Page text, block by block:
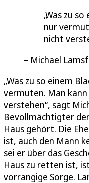
Was zu
nur
nicht
Michael
„Was zu so einem
vermuten. Man kann
verstehen“, sagt
Bevollmächtigter
Haus gehört. Die
ist, auch den Mann
sei er über das
Haus zu retten ist,
vorrangige Sorge.